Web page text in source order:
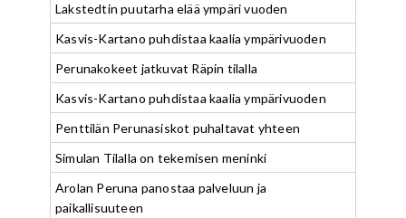
Lakstedtin puutarha elää ympäri vuoden
Kasvis-Kartano puhdistaa kaalia ympärivuoden
Perunakokeet jatkuvat Räpin tilalla
Kasvis-Kartano puhdistaa kaalia ympärivuoden
Penttilän Perunasiskot puhaltavat yhteen
Simulan Tilalla on tekemisen meninki
Arolan Peruna panostaa palveluun ja
paikallisuuteen